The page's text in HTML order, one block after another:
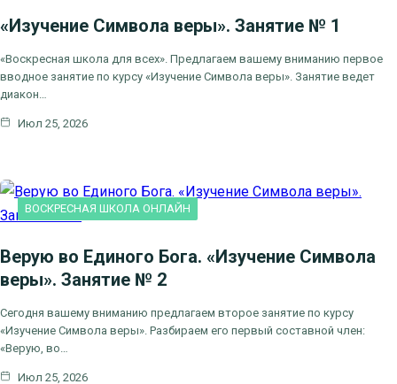
«Изучение Символа веры». Занятие № 1
«Воскресная школа для всех». Предлагаем вашему вниманию первое
вводное занятие по курсу «Изучение Символа веры». Занятие ведет
диакон…
Июл 25, 2026
ВОСКРЕСНАЯ ШКОЛА ОНЛАЙН
Верую во Единого Бога. «Изучение Символа
веры». Занятие № 2
Сегодня вашему вниманию предлагаем второе занятие по курсу
«Изучение Символа веры». Разбираем его первый составной член:
«Верую, во…
Июл 25, 2026